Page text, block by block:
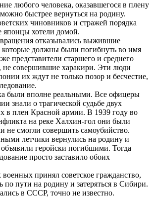
любого человека, оказавшегося в плену
быстрее вернуться на родину.
чиновников и стражей порядка
японцы хотели домой.
отказывались выжившие
которые должны были погибнуть во имя
представители старшего и среднего
не совершившие харакири. Эти люди
их ждут не только позор и бесчестие,
были вполне реальными. Все офицеры
знали о трагической судьбе двух
в плен Красной армии. В 1939 году во
на реке Халхин-гол они были
не смогли совершить самоубийство.
летчики вернулись на родину и
геройски погибшими. Тогда
просто заставило обоих
принял советское гражданство,
по пути на родину и затеряться в Сибири.
в СССР, точно не известно.